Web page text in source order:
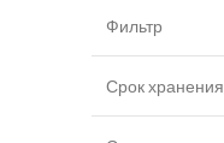
Фильтр
Срок